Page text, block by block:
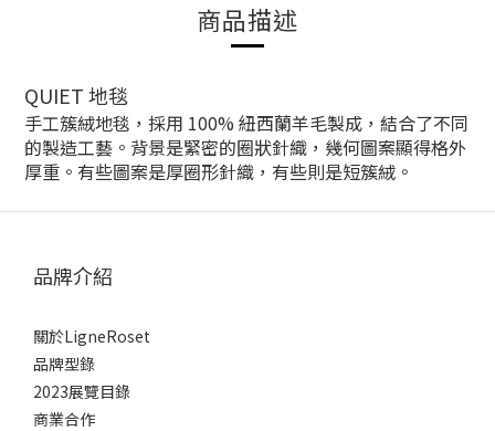
商品描述
QUIET 地毯
手工簇絨地毯，採用 100% 紐西蘭羊毛製成，結合了不同
的製造工藝。背景是緊密的圈狀針織，幾何圖案顯得格外
厚重。有些圖案是厚圈形針織，有些則是短簇絨。
品牌介紹
關於LigneRoset
品牌型錄
2023展覽目錄
商業合作